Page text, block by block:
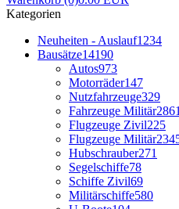
Kategorien
Neuheiten - Auslauf1234
Bausätze14190
Autos973
Motorräder147
Nutzfahrzeuge329
Fahrzeuge Militär2861
Flugzeuge Zivil225
Flugzeuge Militär
Hubschrauber271
Segelschiffe78
Schiffe Zivil69
Militärschiffe580